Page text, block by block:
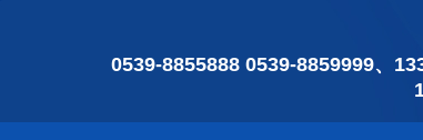
0539-8855888 0539-8859999、